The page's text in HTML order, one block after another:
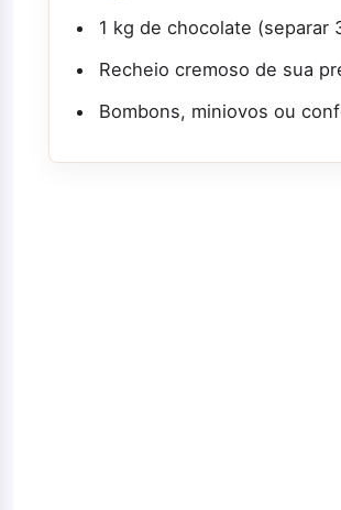
1 kg de chocolate (separar
Recheio cremoso de sua
Bombons, miniovos ou